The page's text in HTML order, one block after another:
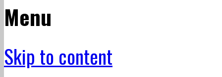
Menu
Skip to content